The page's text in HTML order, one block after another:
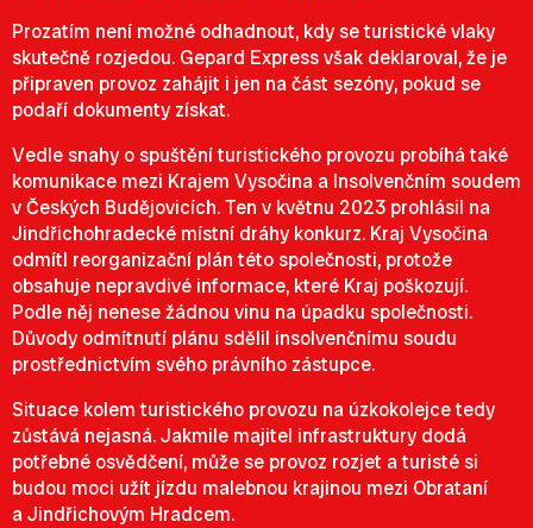
Prozatím není možné odhadnout, kdy se turistické vlaky
skutečně rozjedou. Gepard Express však deklaroval, že je
připraven provoz zahájit i jen na část sezóny, pokud se
podaří dokumenty získat.
Vedle snahy o spuštění turistického provozu probíhá také
komunikace mezi Krajem Vysočina a Insolvenčním soudem
v Českých Budějovicích. Ten v květnu 2023 prohlásil na
Jindřichohradecké místní dráhy konkurz. Kraj Vysočina
odmítl reorganizační plán této společnosti, protože
obsahuje nepravdivé informace, které Kraj poškozují.
Podle něj nenese žádnou vinu na úpadku společnosti.
Důvody odmítnutí plánu sdělil insolvenčnímu soudu
prostřednictvím svého právního zástupce.
Situace kolem turistického provozu na úzkokolejce tedy
zůstává nejasná. Jakmile majitel infrastruktury dodá
potřebné osvědčení, může se provoz rozjet a turisté si
budou moci užít jízdu malebnou krajinou mezi Obrataní
a Jindřichovým Hradcem.